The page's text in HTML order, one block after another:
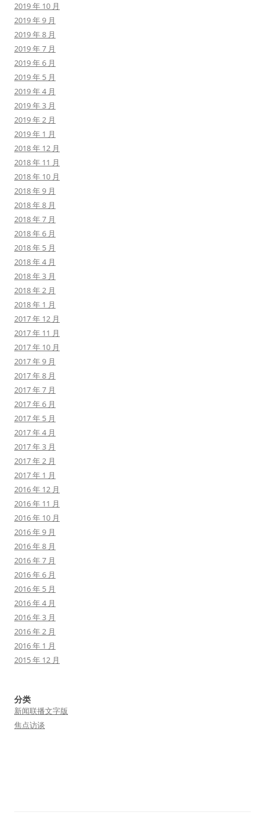
2019 年 10 月
2019 年 9 月
2019 年 8 月
2019 年 7 月
2019 年 6 月
2019 年 5 月
2019 年 4 月
2019 年 3 月
2019 年 2 月
2019 年 1 月
2018 年 12 月
2018 年 11 月
2018 年 10 月
2018 年 9 月
2018 年 8 月
2018 年 7 月
2018 年 6 月
2018 年 5 月
2018 年 4 月
2018 年 3 月
2018 年 2 月
2018 年 1 月
2017 年 12 月
2017 年 11 月
2017 年 10 月
2017 年 9 月
2017 年 8 月
2017 年 7 月
2017 年 6 月
2017 年 5 月
2017 年 4 月
2017 年 3 月
2017 年 2 月
2017 年 1 月
2016 年 12 月
2016 年 11 月
2016 年 10 月
2016 年 9 月
2016 年 8 月
2016 年 7 月
2016 年 6 月
2016 年 5 月
2016 年 4 月
2016 年 3 月
2016 年 2 月
2016 年 1 月
2015 年 12 月
分类
新闻联播文字版
焦点访谈